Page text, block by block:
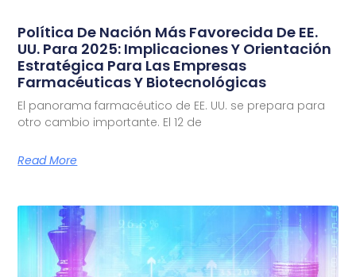
Política De Nación Más Favorecida De EE.
UU. Para 2025: Implicaciones Y Orientación
Estratégica Para Las Empresas
Farmacéuticas Y Biotecnológicas
El panorama farmacéutico de EE. UU. se prepara para
otro cambio importante. El 12 de
Read More